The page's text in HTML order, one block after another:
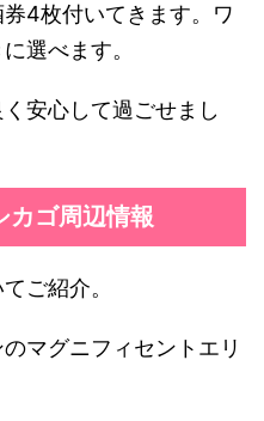
4枚付いてきます。ワ
選べます。
安心して過ごせまし
カゴ周辺情報
ご紹介。
マグニフィセントエリ